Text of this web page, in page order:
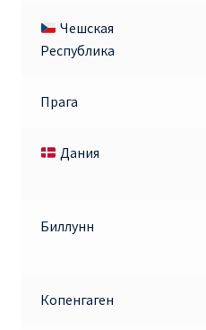
Чешская
Республика
Прага
Дания
Биллунн
Копенгаген